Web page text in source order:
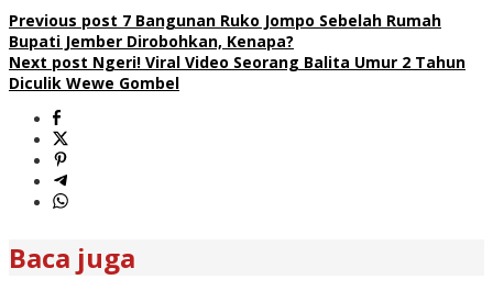
Previous post 7 Bangunan Ruko Jompo Sebelah Rumah
Bupati Jember Dirobohkan, Kenapa?
Next post Ngeri! Viral Video Seorang Balita Umur 2 Tahun
Diculik Wewe Gombel
Baca juga